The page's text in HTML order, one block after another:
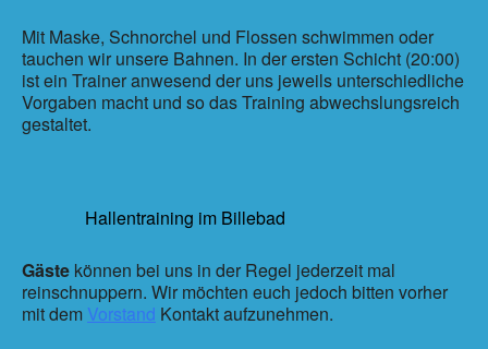
Mit Maske, Schnorchel und Flossen schwimmen oder
tauchen wir unsere Bahnen. In der ersten Schicht (20:00)
ist ein Trainer anwesend der uns jeweils unterschiedliche
Vorgaben macht und so das Training abwechslungsreich
gestaltet.
Hallentraining im Billebad
Gäste können bei uns in der Regel jederzeit mal
reinschnuppern. Wir möchten euch jedoch bitten vorher
mit dem Vorstand Kontakt aufzunehmen.